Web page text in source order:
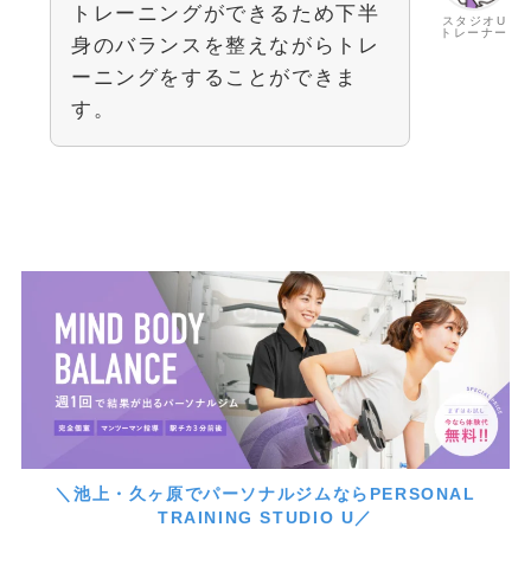
スタジオU
トレーナー
トレーニングができるため下半
身のバランスを整えながらトレ
ーニングをすることができま
す。
＼池上・久ヶ原でパーソナルジムならPERSONAL
TRAINING STUDIO U／